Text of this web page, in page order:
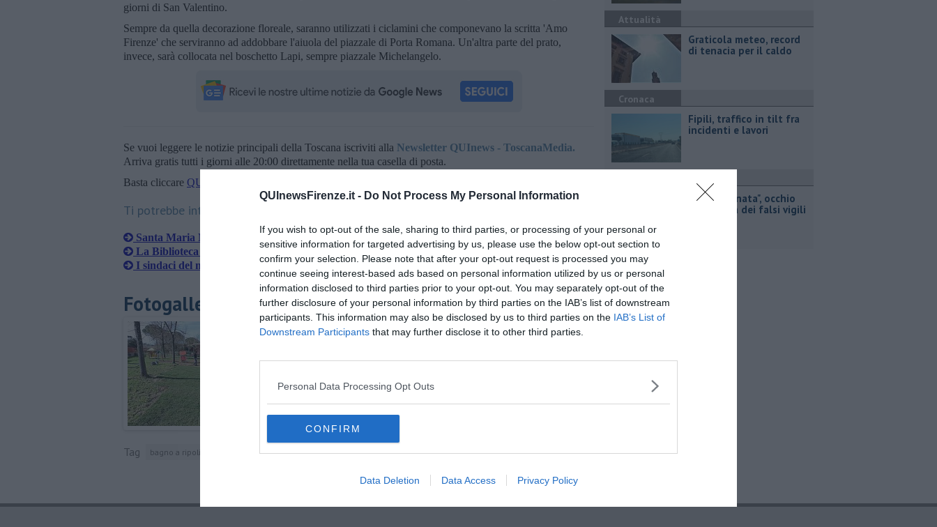
QUInewsFirenze.it - Do Not Process My Personal Information
If you wish to opt-out of the sale, sharing to third parties, or processing of your personal or
sensitive information for targeted advertising by us, please use the below opt-out section to
confirm your selection. Please note that after your opt-out request is processed you may
continue seeing interest-based ads based on personal information utilized by us or personal
information disclosed to third parties prior to your opt-out. You may separately opt-out of the
further disclosure of your personal information by third parties on the IAB’s list of downstream
participants. This information may also be disclosed by us to third parties on the IAB’s List of
Downstream Participants that may further disclose it to other third parties.
Personal Data Processing Opt Outs
CONFIRM
Data Deletion Data Access Privacy Policy
giorni di San Valentino.
Sempre da quella decorazione floreale, saranno utilizzati i ciclamini che componevano la scritta 'Amo
Firenze' che serviranno ad addobbare l'aiuola del piazzale di Porta Romana. Un'altra parte del prato,
invece, sarà collocata nel boschetto Lapi, sempre piazzale Michelangelo.
Se vuoi leggere le notizie principali della Toscana iscriviti alla Newsletter QUInews - ToscanaMedia.
Arriva gratis tutti i giorni alle 20:00 direttamente nella tua casella di posta.
Basta cliccare QUI
Ti potrebbe interessare anche:
Santa Maria Novella, un tesoro da scoprire
La Biblioteca Leopoldo apre ai toscani
I sindaci del mondo uniti contro i disastri
Fotogallery
Tag bagno a ripoli piazzale michelangelo san valentino ciclamino firenze porta romana
Attualità
Graticola meteo, record
di tenacia per il caldo
Cronaca
Fipili, traffico in tilt fra
incidenti e lavori
"Targa clonata", occhio
alla truffa dei falsi vigili